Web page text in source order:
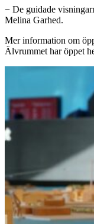
− De guidade
Melina Garhed.
Mer information om
Älvrummet har öppet